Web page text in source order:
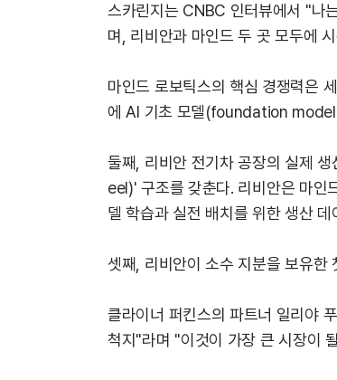
스카린지는 CNBC 인터뷰에서 "나
며, 리비안과 마인드 두 곳 모두에
마인드 로보틱스의 핵심 경쟁력은
에 AI 기초 모델(foundation
둘째, 리비안 전기차 공장의 실제
eel)' 구조를 갖춘다. 리비안은 마인
델 학습과 실전 배치를 위한 생산 데
셋째, 리비안이 소수 지분을 보유한
클라이너 퍼킨스의 파트너 일리야
척지"라며 "이것이 가장 큰 시장이